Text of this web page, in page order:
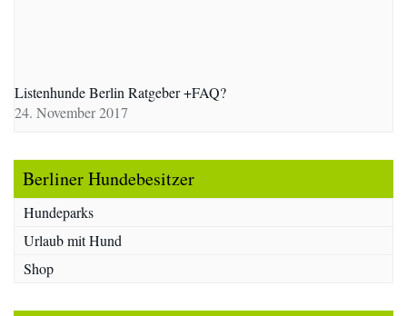
Listenhunde Berlin Ratgeber +FAQ?
24. November 2017
Berliner Hundebesitzer
Hundeparks
Urlaub mit Hund
Shop